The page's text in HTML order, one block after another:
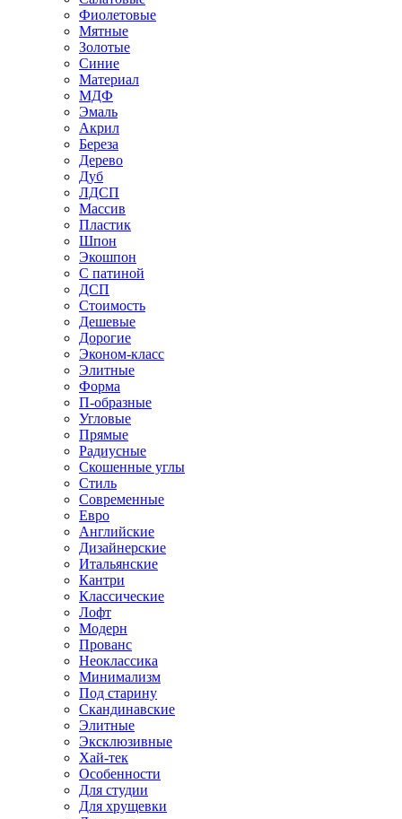
Фиолетовые
Мятные
Золотые
Синие
Материал
МДФ
Эмаль
Акрил
Береза
Дерево
Дуб
ЛДСП
Массив
Пластик
Шпон
Экошпон
С патиной
ДСП
Стоимость
Дешевые
Дорогие
Эконом-класс
Элитные
Форма
П-образные
Угловые
Прямые
Радиусные
Скошенные углы
Стиль
Современные
Евро
Английские
Дизайнерские
Итальянские
Кантри
Классические
Лофт
Модерн
Прованс
Неоклассика
Минимализм
Под старину
Скандинавские
Элитные
Эксклюзивные
Хай-тек
Особенности
Для студии
Для хрущевки